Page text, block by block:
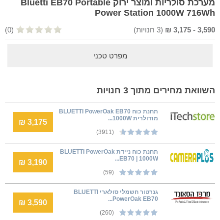
מערכת סולריות ומוצר ירוק Bluetti EB70 Portable
Power Station 1000W 716Wh
3,590
-
3,175
₪
(
3 חנויות) (0)
מפרט טכני
השוואת מחירים מתוך 3 חנויות
תחנת כוח BLUETTI PowerOak EB70
מודולרית 1000W...
(3911)
3,175 ₪
תחנת כוח ניידת BLUETTI PowerOak
EB70 | 1000W...
(59)
3,190 ₪
גנרטור חשמלי סולארי BLUETTI
PowerOak EB70...
(260)
3,590 ₪